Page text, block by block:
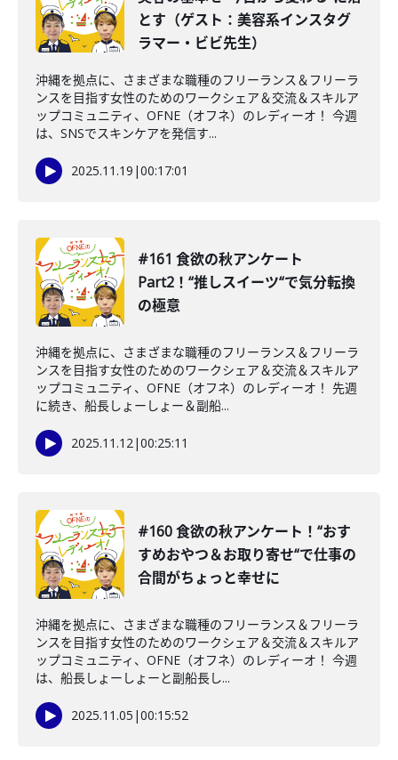
とす（ゲスト：美容系インスタグ
ラマー・ビビ先生）
沖縄を拠点に、さまざまな職種のフリーランス＆フリーラ
ンスを目指す女性のためのワークシェア＆交流＆スキルア
ップコミュニティ、OFNE（オフネ）のレディーオ！ 今週
は、SNSでスキンケアを発信す...
2025.11.19 |00:17:01
#161 食欲の秋アンケート
Part2！“推しスイーツ“で気分転換
の極意
沖縄を拠点に、さまざまな職種のフリーランス＆フリーラ
ンスを目指す女性のためのワークシェア＆交流＆スキルア
ップコミュニティ、OFNE（オフネ）のレディーオ！ 先週
に続き、船長しょーしょー＆副船...
2025.11.12|00:25:11
#160 食欲の秋アンケート！“おす
すめおやつ＆お取り寄せ“で仕事の
合間がちょっと幸せに
沖縄を拠点に、さまざまな職種のフリーランス＆フリーラ
ンスを目指す女性のためのワークシェア＆交流＆スキルア
ップコミュニティ、OFNE（オフネ）のレディーオ！ 今週
は、船長しょーしょーと副船長し...
2025.11.05 |00:15:52